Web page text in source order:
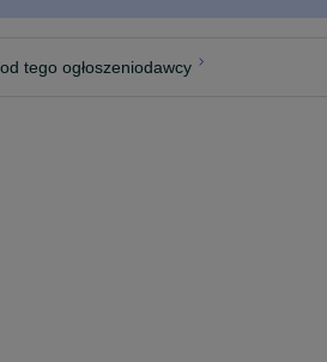
tego ogłoszeniodawcy